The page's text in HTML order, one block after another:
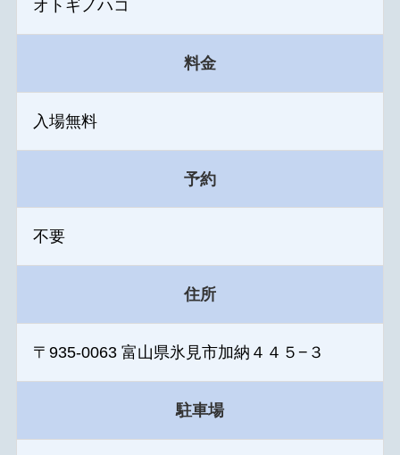
オトギノハコ
料金
入場無料
予約
不要
住所
〒935-0063 富山県氷見市加納４４５−３
駐車場